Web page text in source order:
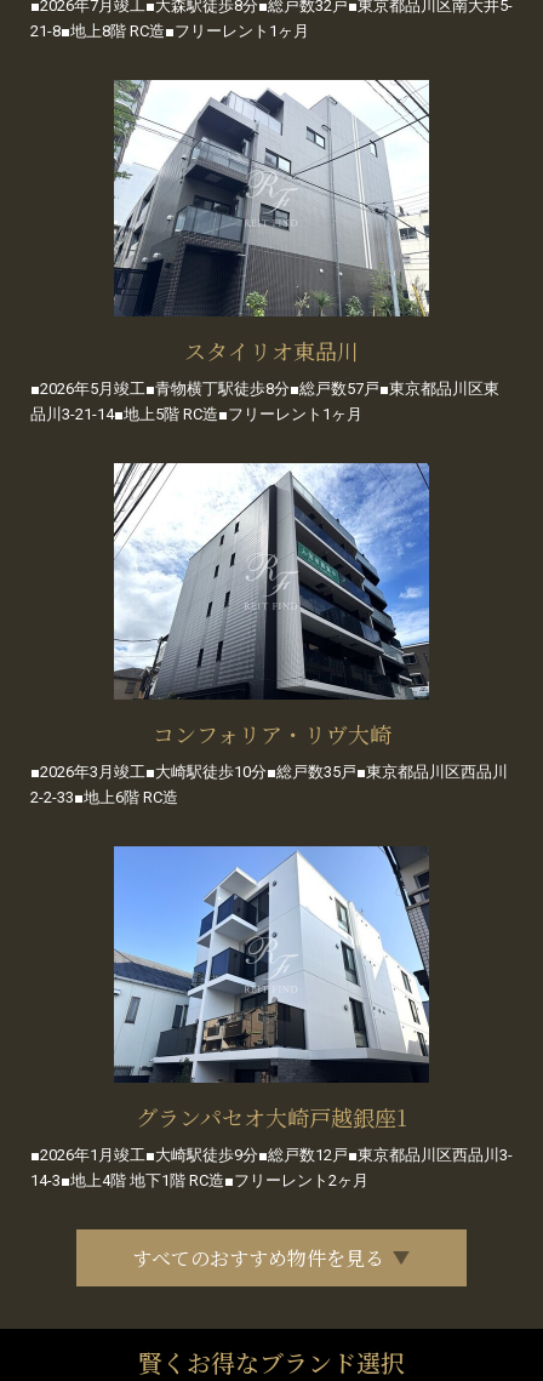
■2026年7月竣工■大森駅徒歩8分■総戸数32戸■東京都品川区南大井5-
21-8■地上8階 RC造■フリーレント1ヶ月
スタイリオ東品川
■2026年5月竣工■青物横丁駅徒歩8分■総戸数57戸■東京都品川区東
品川3-21-14■地上5階 RC造■フリーレント1ヶ月
コンフォリア・リヴ大崎
■2026年3月竣工■大崎駅徒歩10分■総戸数35戸■東京都品川区西品川
2-2-33■地上6階 RC造
グランパセオ大崎戸越銀座1
■2026年1月竣工■大崎駅徒歩9分■総戸数12戸■東京都品川区西品川3-
14-3■地上4階 地下1階 RC造■フリーレント2ヶ月
すべてのおすすめ物件を見る
賢くお得なブランド選択